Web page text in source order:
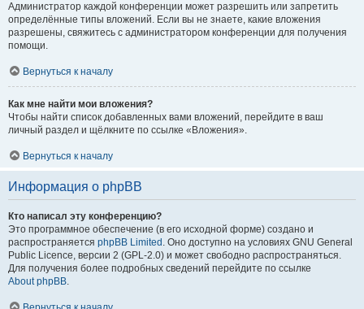
Администратор каждой конференции может разрешить или запретить
определённые типы вложений. Если вы не знаете, какие вложения
разрешены, свяжитесь с администратором конференции для получения
помощи.
Вернуться к началу
Как мне найти мои вложения?
Чтобы найти список добавленных вами вложений, перейдите в ваш
личный раздел и щёлкните по ссылке «Вложения».
Вернуться к началу
Информация о phpBB
Кто написал эту конференцию?
Это программное обеспечение (в его исходной форме) создано и
распространяется phpBB Limited . Оно доступно на условиях GNU General
Public Licence, версии 2 (GPL-2.0) и может свободно распространяться.
Для получения более подробных сведений перейдите по ссылке
About phpBB.